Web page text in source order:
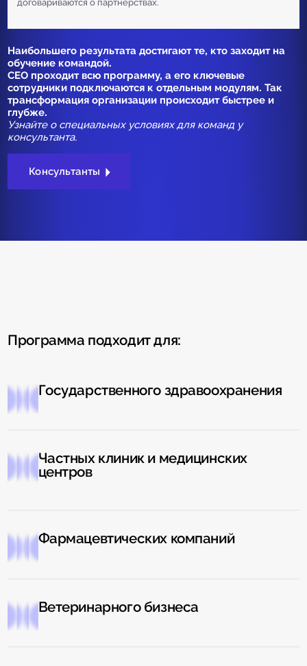
договариваются о партнерствах.
Наибольшего результата достигают те, кто заходит на
обучение командой.
CEO проходит всю программу, а его ключевые
сотрудники подключаются к отдельным модулям. Так
трансформация организации происходит быстрее и
глубже.
Узнайте о специальных условиях для команд у
консультанта.
Консультанты
Программа подходит для:
Государственного здравоохранения
Частных клиник и медицинских
центров
Фармацевтических компаний
Ветеринарного бизнеса